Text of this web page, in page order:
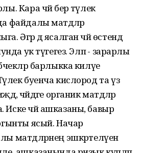
Кара чәй бер тәүлек
файдалы матдәләр
Әгәр дә ясалган чәй өстендә
ук түгегез. Элпә - зарарлы
барлыкка килүе
буенча кислород та үз
чәйдәге органик матдәләр
чәй ашказаны, бавыр
ясый. Начар
матдәләрнең эшкәртелүен